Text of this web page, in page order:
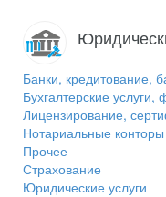
Банки, кредитование,
Бухгалтерские услуги,
Лицензирование,
Нотариальные конторы
Прочее
Страхование
Юридические услуги